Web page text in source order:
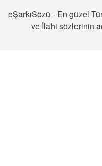
eŞarkıSözü - En güzel
ve İlahi sözlerinin